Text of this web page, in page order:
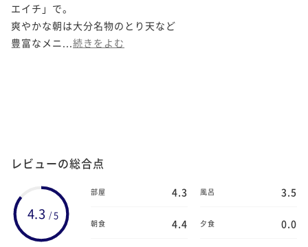
エイチ」で。
爽やかな朝は大分名物のとり天など
豊富なメニ... 続きをよむ
レビューの総合点
4.3 /5
部屋 4.3 風呂 3.5
朝食 4.4 夕食 0.0